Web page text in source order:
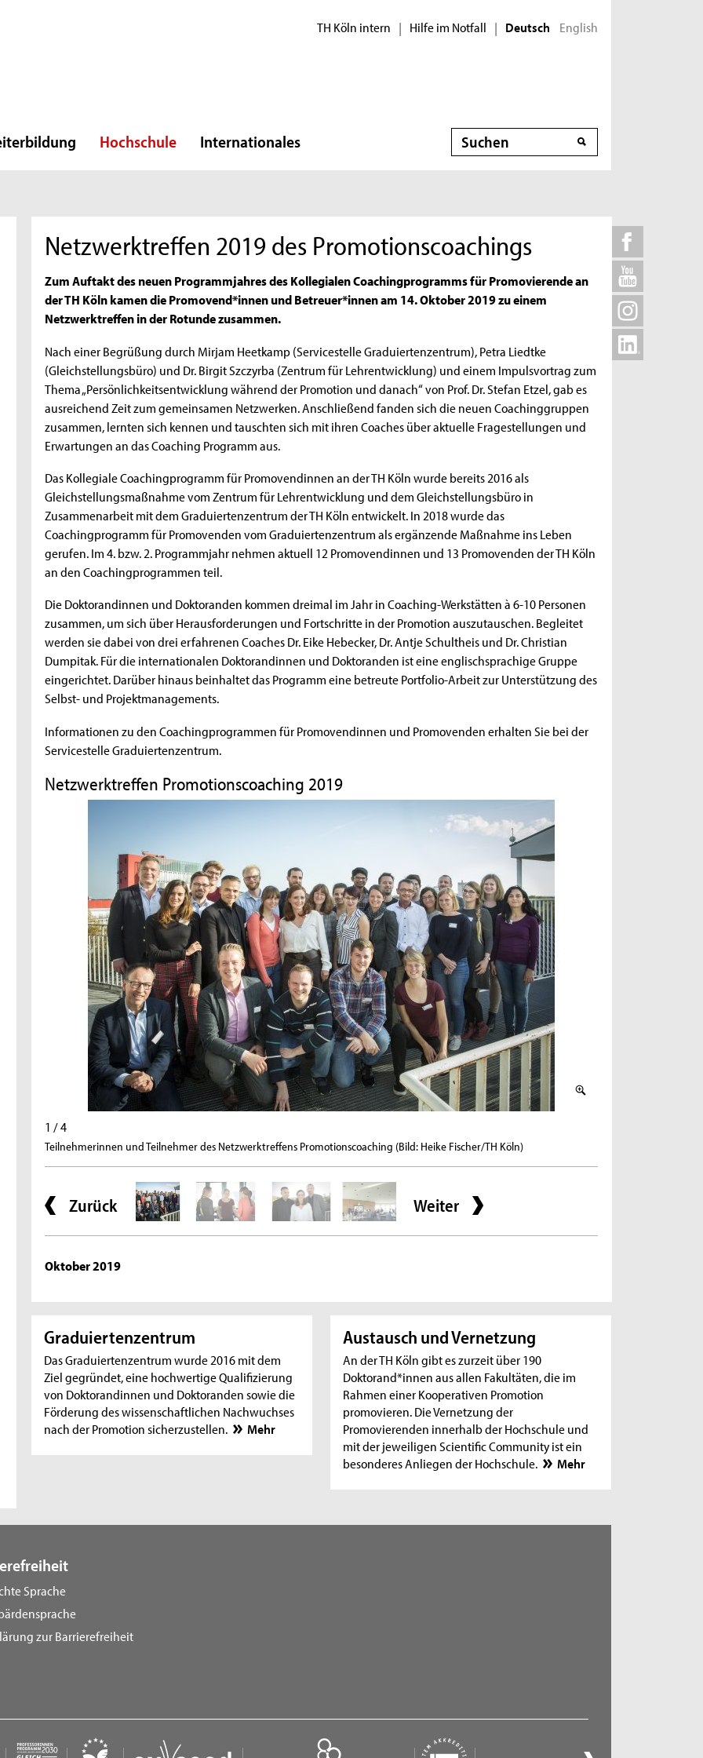
TH Köln intern | Hilfe im Notfall | Deutsch English
Hochschule Internationales Suche
Netzwerktreffen 2019 des Promotionscoachings
Zum Auftakt des neuen Programmjahres des Kollegialen Coachingprogramms für Promovierende an
der TH Köln kamen die Promovend*innen und Betreuer*innen am 14. Oktober 2019 zu einem
Netzwerktreffen in der Rotunde zusammen.
Nach einer Begrüßung durch Mirjam Heetkamp (Servicestelle Graduiertenzentrum), Petra Liedtke
(Gleichstellungsbüro) und Dr. Birgit Szczyrba (Zentrum für Lehrentwicklung) und einem Impulsvortrag zum
Thema „Persönlichkeitsentwicklung während der Promotion und danach“ von Prof. Dr. Stefan Etzel, gab es
ausreichend Zeit zum gemeinsamen Netzwerken. Anschließend fanden sich die neuen Coachinggruppen
zusammen, lernten sich kennen und tauschten sich mit ihren Coaches über aktuelle Fragestellungen und
Erwartungen an das Coaching Programm aus.
Das Kollegiale Coachingprogramm für Promovendinnen an der TH Köln wurde bereits 2016 als
Gleichstellungsmaßnahme vom Zentrum für Lehrentwicklung und dem Gleichstellungsbüro in
Zusammenarbeit mit dem Graduiertenzentrum der TH Köln entwickelt. In 2018 wurde das
Coachingprogramm für Promovenden vom Graduiertenzentrum als ergänzende Maßnahme ins Leben
gerufen. Im 4. bzw. 2. Programmjahr nehmen aktuell 12 Promovendinnen und 13 Promovenden der TH Köln
an den Coachingprogrammen teil.
Die Doktorandinnen und Doktoranden kommen dreimal im Jahr in Coaching-Werkstätten à 6-10 Personen
zusammen, um sich über Herausforderungen und Fortschritte in der Promotion auszutauschen. Begleitet
werden sie dabei von drei erfahrenen Coaches Dr. Eike Hebecker, Dr. Antje Schultheis und Dr. Christian
Dumpitak. Für die internationalen Doktorandinnen und Doktoranden ist eine englischsprachige Gruppe
eingerichtet. Darüber hinaus beinhaltet das Programm eine betreute Portfolio-Arbeit zur Unterstützung des
Selbst- und Projektmanagements.
Informationen zu den Coachingprogrammen für Promovendinnen und Promovenden erhalten Sie bei der
Servicestelle Graduiertenzentrum.
Netzwerktreffen Promotionscoaching 2019
1 / 4
Teilnehmerinnen und Teilnehmer des Netzwerktreffens Promotionscoaching (Bild: Heike Fischer/TH Köln)
Zurück Weiter
Oktober 2019
Graduiertenzentrum
Das Graduiertenzentrum wurde 2016 mit dem
Ziel gegründet, eine hochwertige Qualifizierung
von Doktorandinnen und Doktoranden sowie die
Förderung des wissenschaftlichen Nachwuchses
nach der Promotion sicherzustellen.
Mehr
Austausch und Vernetzung
An der TH Köln gibt es zurzeit über 190
Doktorand*innen aus allen Fakultäten, die im
Rahmen einer Kooperativen Promotion
promovieren. Die Vernetzung der
Promovierenden innerhalb der Hochschule und
mit der jeweiligen Scientific Community ist ein
besonderes Anliegen der Hochschule.
Mehr
Sprache
zur Barrierefreiheit